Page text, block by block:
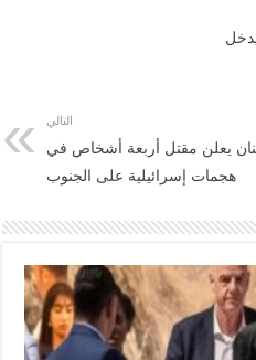
التالي
يعلن مقتل أربعة أشخاص في
هجمات إسرائيلية على الجنوب